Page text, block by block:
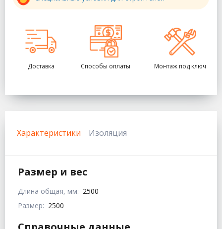
Доставка Способы оплаты Монтаж под ключ
Характеристики Изоляция
Размер и вес
Длина общая, мм: 2500
Размер: 2500